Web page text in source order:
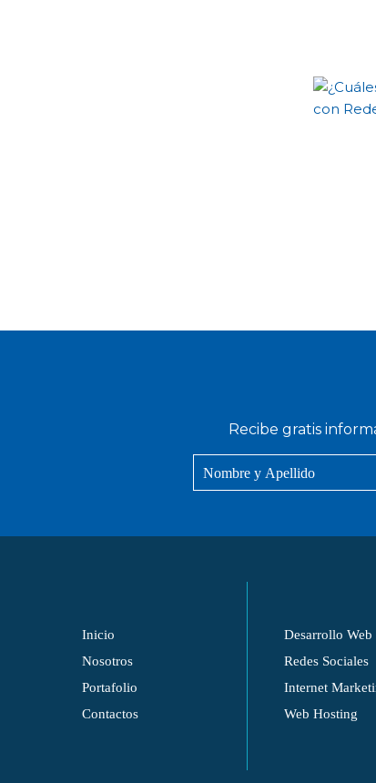
Recibe gratis
Inicio
Nosotros
Portafolio
Contactos
Desarrollo Web
Redes Sociales
Internet
Web Hosting